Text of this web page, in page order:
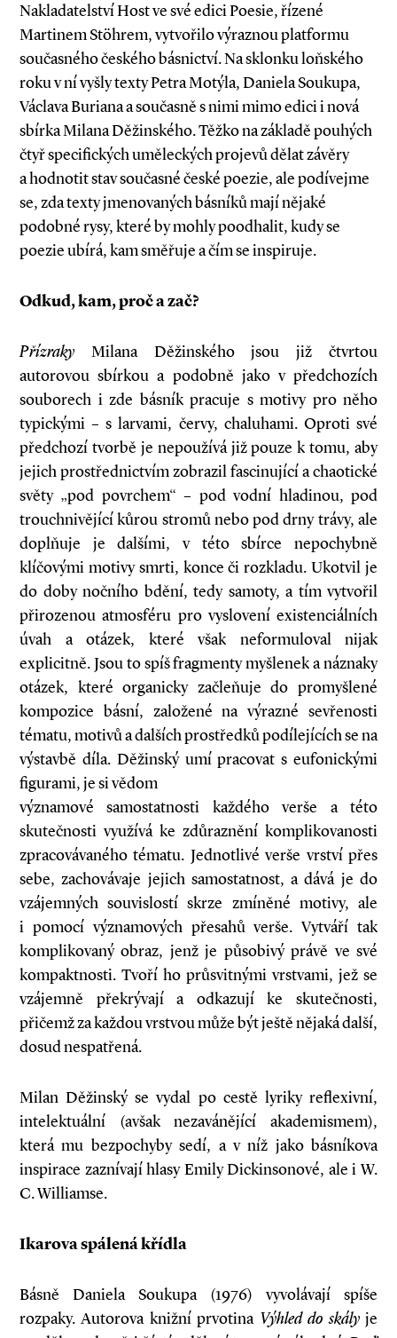
Nakladatelství Host ve své edici Poesie, řízené
Martinem Stöhrem, vytvořilo výraznou platformu
současného českého básnictví. Na sklonku loňského
roku v ní vyšly texty Petra Motýla, Daniela Soukupa,
Václava Buriana a současně s nimi mimo edici i nová
sbírka Milana Děžinského. Těžko na základě pouhých
čtyř specifických uměleckých projevů dělat závěry
a hodnotit stav současné české poezie, ale podívejme
se, zda texty jmenovaných básníků mají nějaké
podobné rysy, které by mohly poodhalit, kudy se
poezie ubírá, kam směřuje a čím se inspiruje.
Odkud, kam, proč a zač?
Přízraky Milana Děžinského jsou již čtvrtou
autorovou sbírkou a podobně jako v předchozích
souborech i zde básník pracuje s motivy pro něho
typickými – s larvami, červy, chaluhami. Oproti své
předchozí tvorbě je nepoužívá již pouze k tomu, aby
jejich prostřednictvím zobrazil fascinující a chaotické
světy „pod povrchem“ – pod vodní hladinou, pod
trouchnivějící kůrou stromů nebo pod drny trávy, ale
doplňuje je dalšími, v této sbírce nepochybně
klíčovými motivy smrti, konce či rozkladu. Ukotvil je
do doby nočního bdění, tedy samoty, a tím vytvořil
přirozenou atmosféru pro vyslovení existenciálních
úvah a otázek, které však neformuloval nijak
explicitně. Jsou to spíš fragmenty myšlenek a náznaky
otázek, které organicky začleňuje do promyšlené
kompozice básní, založené na výrazné sevřenosti
tématu, motivů a dalších prostředků podílejících se na
výstavbě díla. Děžinský umí pracovat s eufonickými
figurami, je si vědom
významové samostatnosti každého verše a této
skutečnosti využívá ke zdůraznění komplikovanosti
zpracovávaného tématu. Jednotlivé verše vrství přes
sebe, zachovávaje jejich samostatnost, a dává je do
vzájemných souvislostí skrze zmíněné motivy, ale
i pomocí významových přesahů verše. Vytváří tak
komplikovaný obraz, jenž je působivý právě ve své
kompaktnosti. Tvoří ho průsvitnými vrstvami, jež se
vzájemně překrývají a odkazují ke skutečnosti,
přičemž za každou vrstvou může být ještě nějaká další,
dosud nespatřená.
Milan Děžinský se vydal po cestě lyriky reflexivní,
intelektuální (avšak nezavánějící akademismem),
která mu bezpochyby sedí, a v níž jako básníkova
inspirace zaznívají hlasy Emily Dickinsonové, ale i W.
C. Williamse.
Ikarova spálená křídla
Básně Daniela Soukupa (1976) vyvolávají spíše
rozpaky. Autorova knižní prvotina Výhled do skályje